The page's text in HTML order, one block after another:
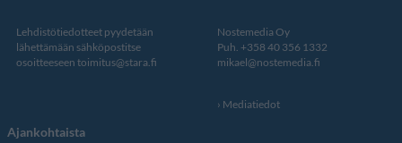
Lehdistötiedotteet pyydetään
lähettämään sähköpostitse
osoitteeseen toimitus@stara.fi
Nostemedia Oy
Puh. +358 40 356 1332
mikael@nostemedia.fi
Mediatiedot
Ajankohtaista